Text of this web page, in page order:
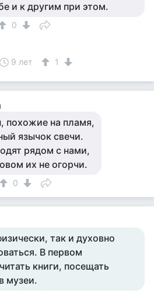
и к другим при этом.
0
9 лет 1
похожие на пламя,
язычок свечи.
рядом с нами,
их не огорчи.
0
так и духовно
В первом
книги, посещать
музеи.